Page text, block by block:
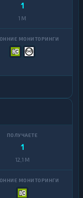
1
1 M
1
12,1 M